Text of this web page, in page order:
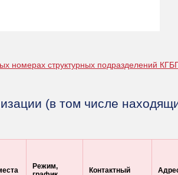
номерах структурных подразделений
(в том числе
Режим,
Контактный